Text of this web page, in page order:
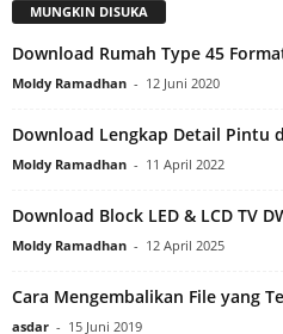
MUNGKIN DISUKA
Download Rumah Type 45
Moldy Ramadhan - 12 Juni 2020
Download Lengkap Detail Pintu
Moldy Ramadhan - 11 April 2022
Download Block LED & LCD TV
Moldy Ramadhan - 12 April 2025
Cara Mengembalikan File yang
asdar - 15 Juni 2019